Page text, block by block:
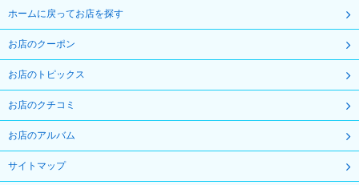
ホームに戻ってお店を探す
お店のクーポン
お店のトピックス
お店のクチコミ
お店のアルバム
サイトマップ